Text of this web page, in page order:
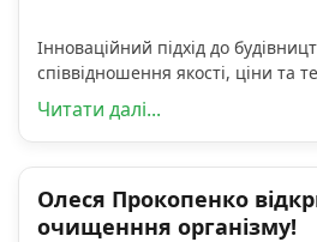
Інноваційний підхід до
співвідношення якості, ціни та
Читати далі...
Олеся Прокопенко
очищенння організму!